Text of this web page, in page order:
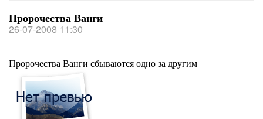
Пророчества Ванги
26-07-2008 11:30
Пророчества Ванги сбываются одно за другим